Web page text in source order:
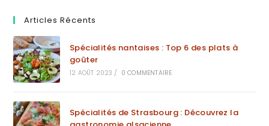
Articles Récents
Spécialités nantaises : Top 6 des plats à
goûter
12 AOÛT 2023 / 0 COMMENTAIRE
Spécialités de Strasbourg : Découvrez la